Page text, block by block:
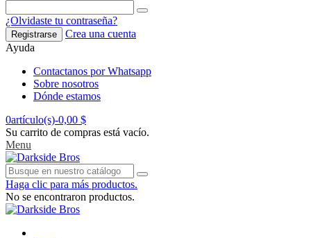
¿Olvidaste tu contraseña?
Registrarse
Crea una cuenta
Ayuda
Contactanos por Whatsapp
Sobre nosotros
Dónde estamos
0artículo(s)-0,00 $
Su carrito de compras está vacío.
Menu
Haga clic para más productos.
No se encontraron productos.